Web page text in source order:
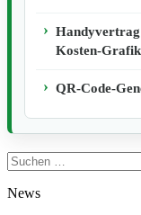
Kosten-Grafik
QR-Code-
Suchen
nach:
News